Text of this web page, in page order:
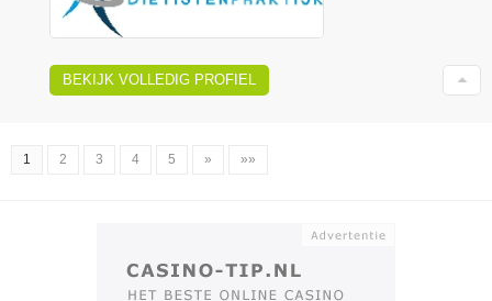
BEKIJK VOLLEDIG PROFIEL
1 2 3 4 5 » »»